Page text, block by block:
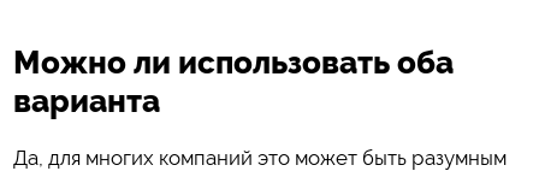
Можно ли использовать оба
варианта
Да, для многих компаний это может быть разумным